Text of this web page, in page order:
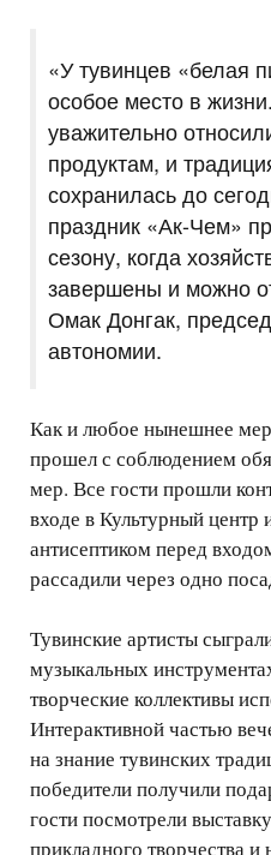
«У тувинцев «белая
особое место в
уважительно
продуктам, и
сохранилась до
праздник «Ак-Чем»
сезону, когда
завершены и можно
Омак Донгак,
автономии.
Как и любое нынешнее
прошел с соблюдением
мер. Все гости прошли
входе в Культурный центр
антисептиком перед
рассадили через одно
Тувинские артисты
музыкальных
творческие коллективы
Интерактивной частью
на знание тувинских
победители получили
гости посмотрели
прикладного творчества